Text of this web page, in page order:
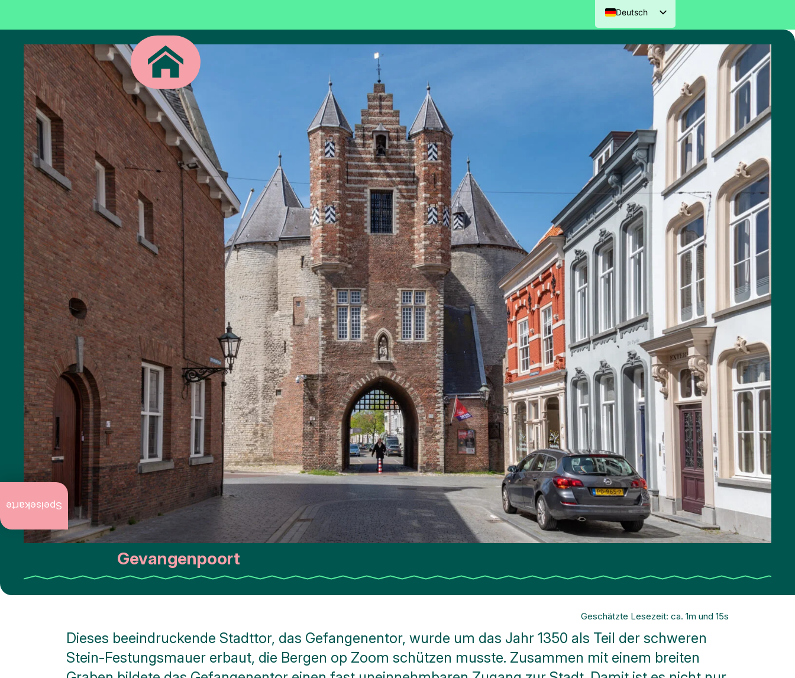
zu tun
Jährliche
Veranstaltungen
und
Speisekarte
Deutsch
Nederlands
Français
Gevangenpoort
Geschätzte Lesezeit: ca. 1m und 15s
Dieses beeindruckende Stadttor, das Gefangenentor, wurde um das Jahr 1350 als Teil der schweren
Stein-Festungsmauer erbaut, die Bergen op Zoom schützen musste. Zusammen mit einem breiten